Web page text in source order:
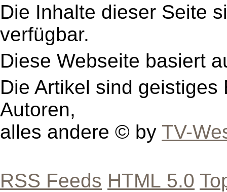
Die Inhalte dieser Seite
verfügbar.
Diese Webseite basiert
Die Artikel sind
Autoren,
alles andere © by TV-
RSS Feeds HTML 5.0